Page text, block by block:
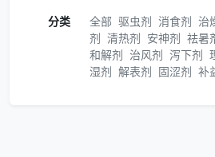
分类
全部 驱虫剂 消食剂 治
剂 清热剂 安神剂 祛暑
和解剂 治风剂 泻下剂
湿剂 解表剂 固涩剂 补